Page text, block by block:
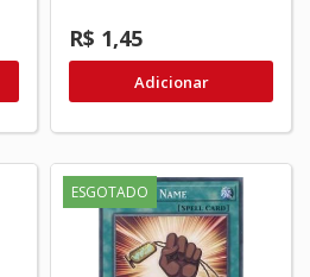
R$ 1,45
Adicionar
ESGOTADO